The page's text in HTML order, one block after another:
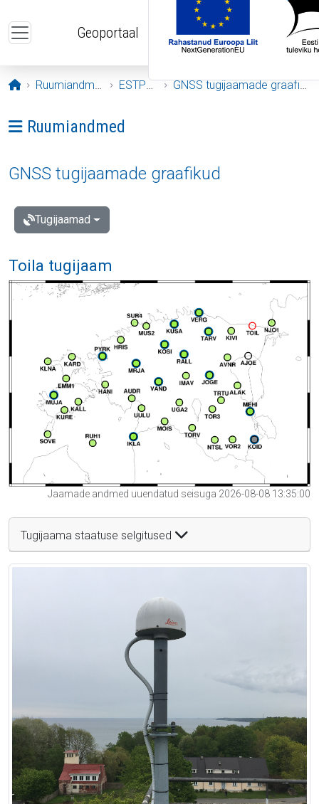
Geoportaal
Avaleht
Ruumiandmed ESTPOS GNSS tugijaamade graafikud
Ava menüü: Ruumiandmed
Ruumiandmed
GNSS tugijaamade graafikud
Tugijaamad
Toila tugijaam
Jaamade andmed uuendatud seisuga 2026-08-08 13:35:00
Tugijaama staatuse selgitused